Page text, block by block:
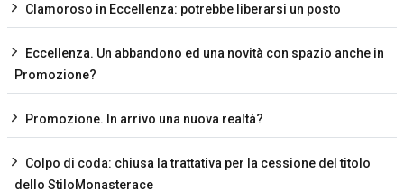
Clamoroso in Eccellenza: potrebbe liberarsi un posto
Eccellenza. Un abbandono ed una novità con spazio anche in
Promozione?
Promozione. In arrivo una nuova realtà?
Colpo di coda: chiusa la trattativa per la cessione del titolo
dello StiloMonasterace